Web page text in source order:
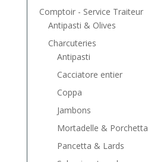
Comptoir - Service Traiteur
Antipasti & Olives
Charcuteries
Antipasti
Cacciatore entier
Coppa
Jambons
Mortadelle & Porchetta
Pancetta & Lards